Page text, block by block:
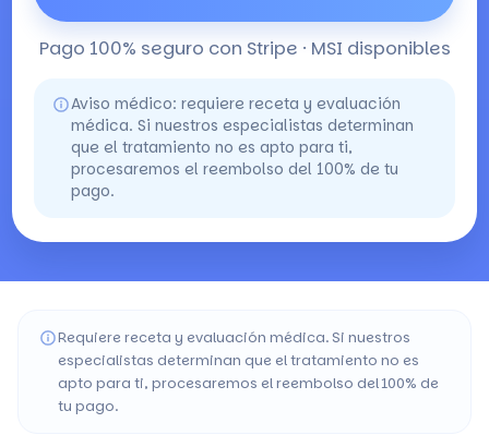
Pago 100% seguro con Stripe · MSI disponibles
Aviso médico: requiere receta y evaluación
médica. Si nuestros especialistas determinan
que el tratamiento no es apto para ti,
procesaremos el reembolso del 100% de tu
pago.
Requiere receta y evaluación médica. Si nuestros
especialistas determinan que el tratamiento no es
apto para ti, procesaremos el reembolso del 100% de
tu pago.